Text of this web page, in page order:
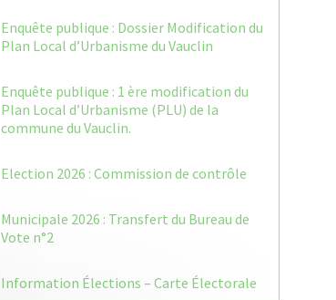
Enquête publique : Dossier Modification du
Plan Local d’Urbanisme du Vauclin
Enquête publique : 1 ère modification du
Plan Local d’Urbanisme (PLU) de la
commune du Vauclin.
Election 2026 : Commission de contrôle
Municipale 2026 : Transfert du Bureau de
Vote n°2
Information Élections – Carte Électorale